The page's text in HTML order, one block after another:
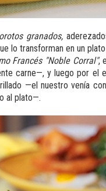
granados,
lo transforman en un
Francés "Noble Corral",
carne—, y luego por el
—el nuestro venía
al plato—.